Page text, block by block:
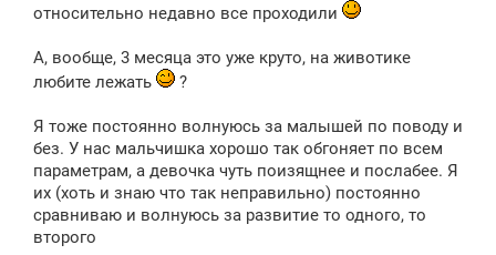
н
относительно недавно все проходили
А, вообще, 3 месяца это уже круто, на животике
любите лежать
?
Я тоже постоянно волнуюсь за малышей по поводу и
без. У нас мальчишка хорошо так обгоняет по всем
параметрам, а девочка чуть поизящнее и послабее. Я
их (хоть и знаю что так неправильно) постоянно
сравниваю и волнуюсь за развитие то одного, то
второго